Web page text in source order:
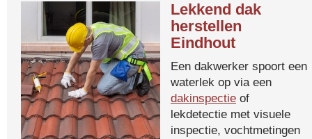
Lekkend dak
herstellen
Eindhout
Een dakwerker spoort een
waterlek op via een
dakinspectie of
lekdetectie met visuele
inspectie, vochtmetingen